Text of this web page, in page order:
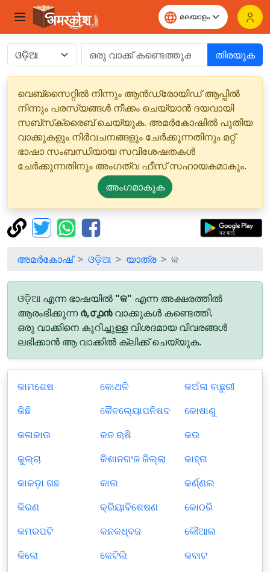
തിരയുക
വെബ്‌സൈറ്റിൽ നിന്നും ആൻഡ്രോയിഡ് ആപ്പിൽ
നിന്നും പരസ്യങ്ങൾ നീക്കം ചെയ്യാൻ ദയവായി
സബ്‌സ്‌ക്രൈബ് ചെയ്യുക. അമർകോഷിൽ പുതിയ
വാക്കുകളും നിർവചനങ്ങളും ചേർക്കുന്നതിനും മറ്റ്
ഭാഷാ സംബന്ധിയായ സവിശേഷതകൾ
ചേർക്കുന്നതിനും അംഗത്വ ഫീസ് സഹായകമാകും.
അംഗമാകുക
അമർകോഷ് ଓଡ଼ିଆ യാത്ര କ
ଓଡ଼ିଆ എന്ന ഭാഷയിൽ "କ" എന്ന അക്ഷരത്തിൽ
ആരംഭിക്കുന്ന൪,൦൧൯വാക്കുകൾ കണ്ടെത്തി.
ഒരു വാക്കിനെ കുറിച്ചുള്ള വിശദമായ വിവരങ്ങൾ
ലഭിക്കാൻ ആ വാക്കിൽ ക്ലിക്ക് ചെയ്യുക.
କାମଶେଷ
କିଛି
କଳାକାଉ
କୁଲ୍ଚା
କାକଡ଼ା ଗଛ
କିରଣ
କମରପଟି
କିଲୋ
କୋଥଳି
କୈବଲ୍ୟୋପନିଷଦ
କତ ଋଷି
କିଶାନଗଂଜ ଜିଲ୍ଲା
କାଲ
କ୍ରିୟାବିଶେଷଣ
କନକଧ୍ବଜ
କେଟିଲି
କଅଁଳା ବାଛୁରୀ
କୋଷାଣୁ
କଉ
କାହ୍ନା
କର୍ଣ୍ଣଲ
କୋଠରି
କୌଆଲ
କବାଟ